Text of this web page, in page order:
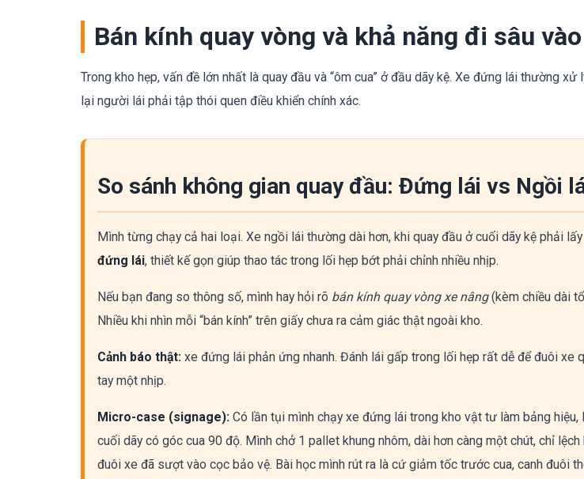
Bán kính quay vòng và khả năng đi sâu
Trong kho hẹp, vấn đề lớn nhất là quay đầu và “ôm cua” ở đầu dãy kệ. Xe đứng lái thường xử
lại người lái phải tập thói quen điều khiển chính xác.
So sánh không gian quay đầu: Đứng lái vs Ngồi
Mình từng chạy cả hai loại. Xe ngồi lái thường dài hơn, khi quay đầu ở cuối dãy kệ phải lấy
đứng lái, thiết kế gọn giúp thao tác trong lối hẹp bớt phải chỉnh nhiều nhịp.
Nếu bạn đang so thông số, mình hay hỏi rõ bán kính quay vòng xe nâng(kèm chiều dài
Nhiều khi nhìn mỗi “bán kính” trên giấy chưa ra cảm giác thật ngoài kho.
Cảnh báo thật: xe đứng lái phản ứng nhanh. Đánh lái gấp trong lối hẹp rất dễ để đuôi xe
tay một nhịp.
Micro-case (signage): Có lần tụi mình chạy xe đứng lái trong kho vật tư làm bảng
cuối dãy có góc cua 90 độ. Mình chở 1 pallet khung nhôm, dài hơn càng một chút, chỉ
đuôi xe đã sượt vào cọc bảo vệ. Bài học mình rút ra là cứ giảm tốc trước cua, canh đuôi